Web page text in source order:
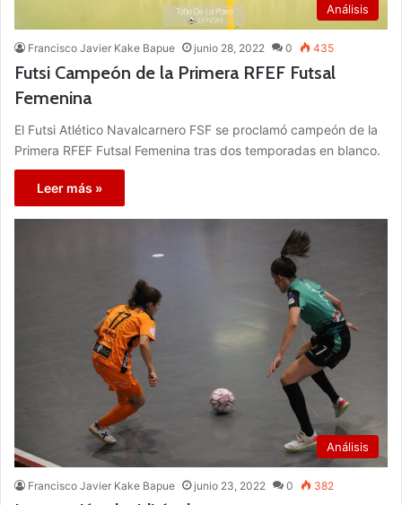
Análisis
Francisco Javier Kake Bapue junio 28, 2022 0 435
Futsi Campeón de la Primera RFEF Futsal
Femenina
El Futsi Atlético Navalcarnero FSF se proclamó campeón de la
Primera RFEF Futsal Femenina tras dos temporadas en blanco.
Leer más »
Análisis
Francisco Javier Kake Bapue junio 23, 2022 0 382